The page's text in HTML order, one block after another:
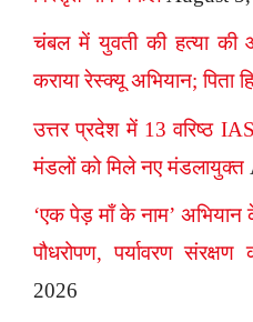
चंबल में युवती की हत्या
कराया रेस्क्यू अभियान; पिता
उत्तर प्रदेश में 13 वरिष्ठ
मंडलों को मिले नए मंडलायुक्त
‘एक पेड़ माँ के नाम’ अभियान
पौधरोपण, पर्यावरण
2026